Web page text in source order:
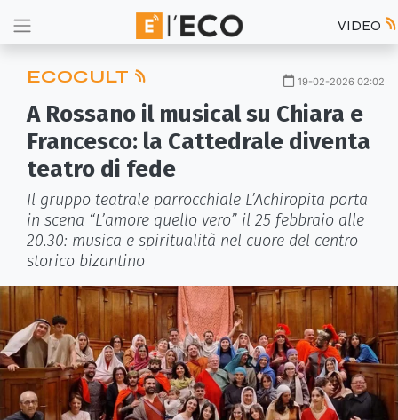
VIDEO
ECOCULT 19-02-2026 02:02
A Rossano il musical su Chiara e
Francesco: la Cattedrale diventa
teatro di fede
Il gruppo teatrale parrocchiale L’Achiropita porta
in scena “L’amore quello vero” il 25 febbraio alle
20.30: musica e spiritualità nel cuore del centro
storico bizantino